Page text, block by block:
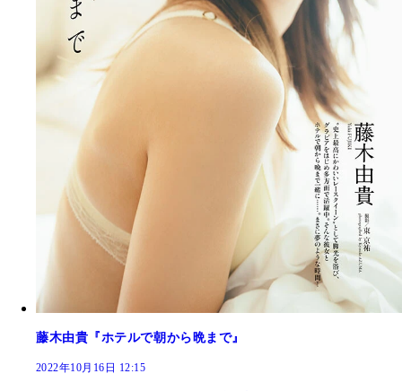
藤木由貴『ホテルで朝から晩まで』
2022年10月16日 12:15